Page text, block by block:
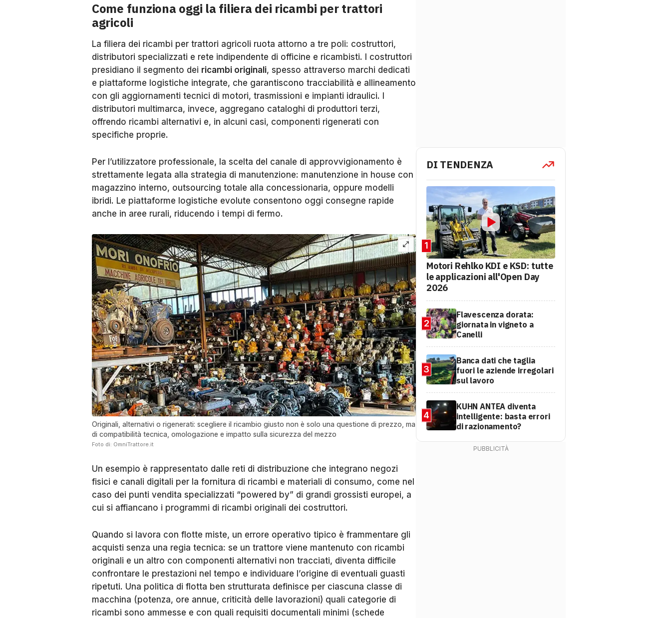
Come funziona oggi la filiera dei ricambi per trattori
agricoli
La filiera dei ricambi per trattori agricoli ruota attorno a tre poli: costruttori,
distributori specializzati e rete indipendente di officine e ricambisti. I costruttori
presidiano il segmento dei ricambi originali, spesso attraverso marchi dedicati
e piattaforme logistiche integrate, che garantiscono tracciabilità e allineamento
con gli aggiornamenti tecnici di motori, trasmissioni e impianti idraulici. I
distributori multimarca, invece, aggregano cataloghi di produttori terzi,
offrendo ricambi alternativi e, in alcuni casi, componenti rigenerati con
specifiche proprie.
Per l’utilizzatore professionale, la scelta del canale di approvvigionamento è
strettamente legata alla strategia di manutenzione: manutenzione in house con
magazzino interno, outsourcing totale alla concessionaria, oppure modelli
ibridi. Le piattaforme logistiche evolute consentono oggi consegne rapide
anche in aree rurali, riducendo i tempi di fermo.
Originali, alternativi o rigenerati: scegliere il ricambio giusto non è solo una questione di prezzo, ma
di compatibilità tecnica, omologazione e impatto sulla sicurezza del mezzo
Foto di: OmniTrattore.it
Un esempio è rappresentato dalle reti di distribuzione che integrano negozi
fisici e canali digitali per la fornitura di ricambi e materiali di consumo, come nel
caso dei punti vendita specializzati “powered by” di grandi grossisti europei, a
cui si affiancano i programmi di ricambi originali dei costruttori.
Quando si lavora con flotte miste, un errore operativo tipico è frammentare gli
acquisti senza una regia tecnica: se un trattore viene mantenuto con ricambi
originali e un altro con componenti alternativi non tracciati, diventa difficile
confrontare le prestazioni nel tempo e individuare l’origine di eventuali guasti
ripetuti. Una politica di flotta ben strutturata definisce per ciascuna classe di
macchina (potenza, ore annue, criticità delle lavorazioni) quali categorie di
ricambi sono ammesse e con quali requisiti documentali minimi (schede
DI TENDENZA
1
Motori Rehlko KDI e KSD: tutte
le applicazioni all'Open Day
2026
2
Flavescenza dorata:
giornata in vigneto a
Canelli
3
Banca dati che taglia
fuori le aziende irregolari
sul lavoro
4
KUHN ANTEA diventa
intelligente: basta errori
di razionamento?